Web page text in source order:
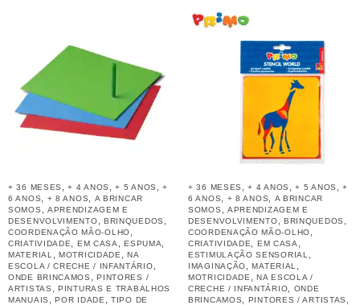
+ 36 MESES ,+ 4 ANOS ,+ 5 ANOS ,+
6 ANOS
+ 8 ANOS
A BRINCAR
SOMOS
APRENDIZAGEM E
DESENVOLVIMENTO
BRINQUEDOS
COORDENAÇÃO MÃO-OLHO
CRIATIVIDADE EM CASA ,ESPUMA
MATERIAL ,MOTRICIDADE ,NA
ESCOLA / CRECHE / INFANTÁRIO
ONDE BRINCAMOS ,PINTORES /
ARTISTAS
,PINTURAS E TRABALHOS
MANUAIS
,POR IDADE ,TIPO DE
+ 36 MESES ,+ 4 ANOS ,+ 5 ANOS ,+
6 ANOS
+ 8 ANOS
A BRINCAR
SOMOS
APRENDIZAGEM E
DESENVOLVIMENTO
BRINQUEDOS
COORDENAÇÃO MÃO-OLHO
CRIATIVIDADE EM CASA
ESTIMULAÇÃO SENSORIAL
IMAGINAÇÃO ,MATERIAL
MOTRICIDADE ,NA ESCOLA /
CRECHE / INFANTÁRIO
ONDE
BRINCAMOS
PINTORES / ARTISTAS